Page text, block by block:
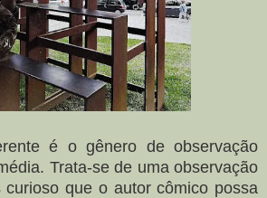
é o gênero de observação
Trata-se de uma observação
curioso que o autor cômico possa